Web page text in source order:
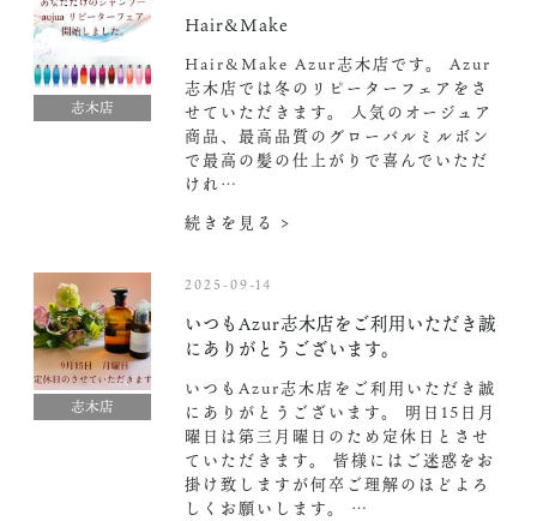
志木店
Hair&Make
Hair&Make Azur志木店です。 Azur
志木店では冬のリピーターフェアをさ
せていただきます。 人気のオージュア
商品、最高品質のグローバルミルボン
で最高の髪の仕上がりで喜んでいただ
けれ…
続きを見る >
志木店
2025-09-14
いつもAzur志木店をご利用いただき誠
にありがとうございます。
いつもAzur志木店をご利用いただき誠
にありがとうございます。 明日15日月
曜日は第三月曜日のため定休日とさせ
ていただきます。 皆様にはご迷惑をお
掛け致しますが何卒ご理解のほどよろ
しくお願いします。 …